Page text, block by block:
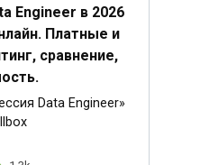
Engineer в 2026
Платные и
сравнение,
Data Engineer»